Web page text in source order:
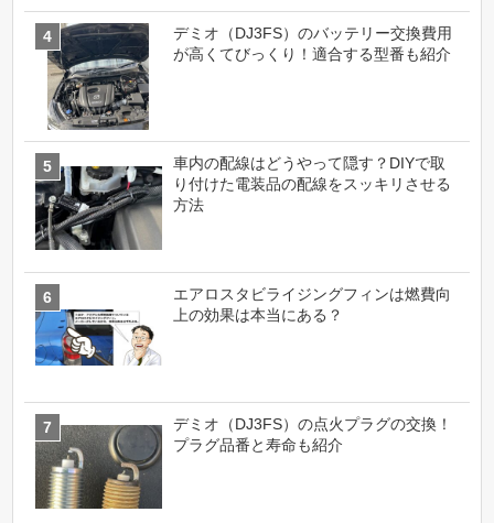
デミオ（DJ3FS）のバッテリー交換費用
が高くてびっくり！適合する型番も紹介
車内の配線はどうやって隠す？DIYで取
り付けた電装品の配線をスッキリさせる
方法
エアロスタビライジングフィンは燃費向
上の効果は本当にある？
デミオ（DJ3FS）の点火プラグの交換！
プラグ品番と寿命も紹介